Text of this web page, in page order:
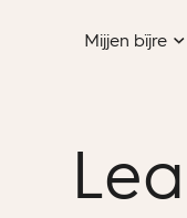
Mijjen bïjre